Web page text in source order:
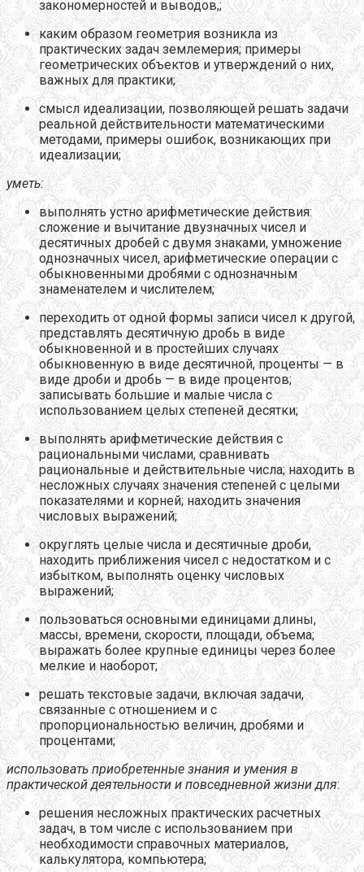
закономерностей и выводов,;
каким образом геометрия возникла из
практических задач землемерия; примеры
геометрических объектов и утверждений о них,
важных для практики;
смысл идеализации, позволяющей решать задачи
реальной действительности математическими
методами, примеры ошибок, возникающих при
идеализации;
уметь:
выполнять устно арифметические действия:
сложение и вычитание двузначных чисел и
десятичных дробей с двумя знаками, умножение
однозначных чисел, арифметические операции с
обыкновенными дробями с однозначным
знаменателем и числителем;
переходить от одной формы записи чисел к другой,
представлять десятичную дробь в виде
обыкновенной и в простейших случаях
обыкновенную в виде десятичной, проценты — в
виде дроби и дробь — в виде процентов;
записывать большие и малые числа с
использованием целых степеней десятки;
выполнять арифметические действия с
рациональными числами, сравнивать
рациональные и действительные числа; находить в
несложных случаях значения степеней с целыми
показателями и корней; находить значения
числовых выражений;
округлять целые числа и десятичные дроби,
находить приближения чисел с недостатком и с
избытком, выполнять оценку числовых
выражений;
пользоваться основными единицами длины,
массы, времени, скорости, площади, объема;
выражать более крупные единицы через более
мелкие и наоборот;
решать текстовые задачи, включая задачи,
связанные с отношением и с
пропорциональностью величин, дробями и
процентами;
использовать приобретенные знания и умения в
практической деятельности и повседневной жизни для:
решения несложных практических расчетных
задач, в том числе c использованием при
необходимости справочных материалов,
калькулятора, компьютера;